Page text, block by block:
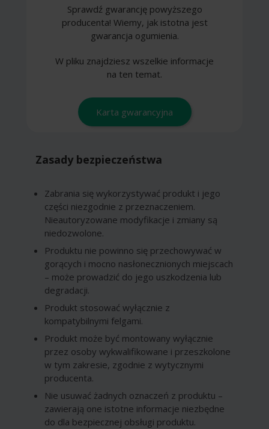
Sprawdź gwarancję powyższego
producenta! Wiemy, jak istotna jest
gwarancja ogumienia.
W pliku znajdziesz wszelkie informacje
na ten temat.
Karta gwarancyjna
Zasady bezpieczeństwa
Zabrania się wykorzystywać produkt i jego
części niezgodnie z przeznaczeniem.
Nieautoryzowane modyfikacje i zmiany są
niedozwolone.
Produktu nie powinno się przechowywać w
gorących i mocno nasłonecznionych miejscach
– może prowadzić do jego uszkodzenia lub
degradacji.
Produkt stosować wyłącznie z
kompatybilnymi felgami.
Produkt może być montowany wyłącznie
przez osoby wykwalifikowane i przeszkolone
w tym zakresie, zgodnie z wytycznymi
producenta.
Nie usuwać żadnych oznaczeń z produktu –
zawierają one istotne informacje niezbędne
do dla bezpiecznej obsługi produktu.